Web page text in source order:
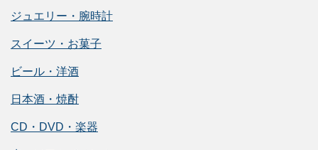
ジュエリー・腕時計
スイーツ・お菓子
ビール・洋酒
日本酒・焼酎
CD・DVD・楽器